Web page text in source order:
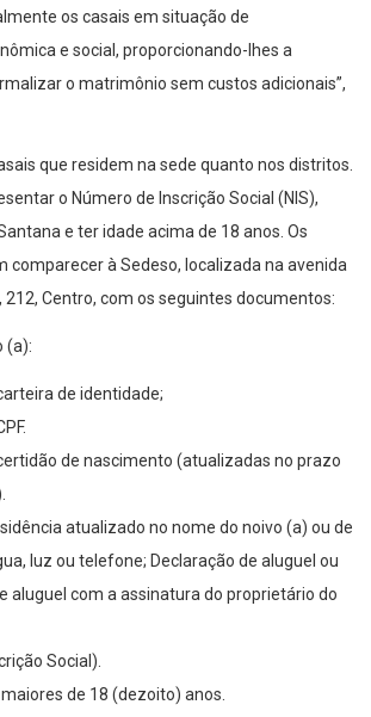
os casais em situação de
e social, proporcionando-lhes a
o matrimônio sem custos adicionais”,
que residem na sede quanto nos distritos.
o Número de Inscrição Social (NIS),
e ter idade acima de 18 anos. Os
comparecer à Sedeso, localizada na avenida
212, Centro, com os seguintes documentos:
(a):
de identidade;
de nascimento (atualizadas no prazo
atualizado no nome do noivo (a) ou de
luz ou telefone; Declaração de aluguel ou
aluguel com a assinatura do proprietário do
Social).
de 18 (dezoito) anos.